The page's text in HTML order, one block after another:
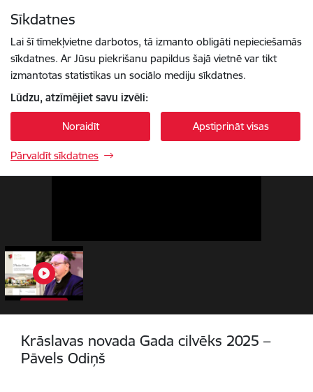
Sīkdatnes
Lai šī tīmekļvietne darbotos, tā izmanto obligāti nepieciešamās
sīkdatnes. Ar Jūsu piekrišanu papildus šajā vietnē var tikt
izmantotas statistikas un sociālo mediju sīkdatnes.
Lūdzu, atzīmējiet savu izvēli:
Noraidīt Apstiprināt visas
Pārvaldīt sīkdatnes
1 / 1
Krāslavas novada Gada cilvēks 2025 –
Pāvels Odiņš